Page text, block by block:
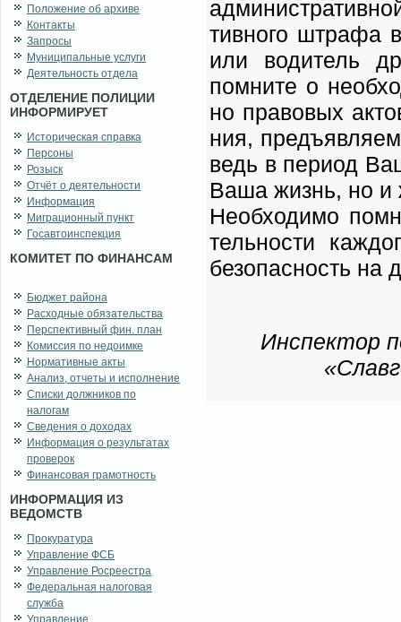
Положение об архиве
Контакты
Запросы
Муниципальные услуги
Деятельность отдела
ОТДЕЛЕНИЕ ПОЛИЦИИ
ИНФОРМИРУЕТ
Историческая справка
Персоны
Розыск
Отчёт о деятельности
Информация
Миграционный пункт
Госавтоинспекция
КОМИТЕТ ПО ФИНАНСАМ
Бюджет района
Расходные обязательства
Перспективный фин. план
Комиссия по недоимке
Нормативные акты
Анализ, отчеты и исполнение
Списки должников по
налогам
Сведения о доходах
Информация о результатах
проверок
Финансовая грамотность
ИНФОРМАЦИЯ ИЗ
ВЕДОМСТВ
Прокуратура
Управление ФСБ
Управление Росреестра
Федеральная налоговая
служба
Управление
тив­но­го штра­фа
или во­ди­тель
помни­те о
но пра­во­вых
ния,
ведь в пе­ри­од
Ва­ша жизнь, но и
Не­об­хо­ди­мо
тель­но­сти
без­опас­ность на
Ин­спек­тор